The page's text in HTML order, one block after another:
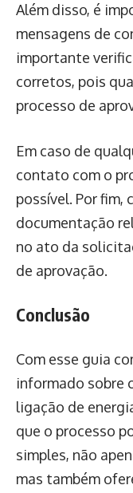
Além disso, é
mensagens de
importante
corretos, pois
processo de
Em caso de
contato com o
possível. Por fim,
documentação
no ato da
de aprovação.
Conclusão
Com esse guia
informado sobre
ligação de
que o processo
simples, não
mas também